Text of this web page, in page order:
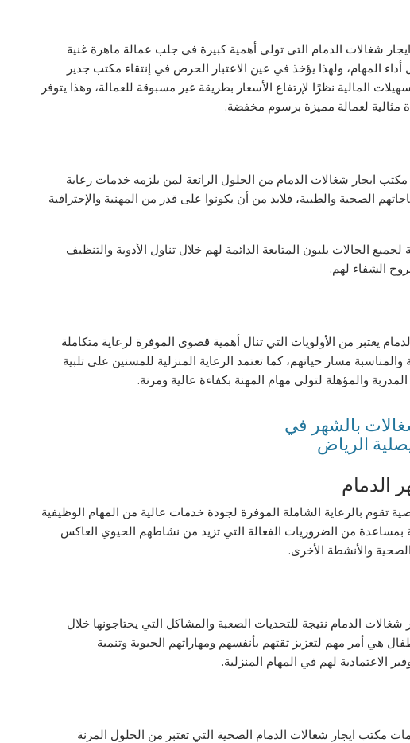
شغالات الدمام التي تولي أهمية كبيرة في جلب عمالة ماهرة غنية
أداء المهام، ولهذا يؤخذ في عين الاعتبار الحرص في إنتقاء مكتب جدير
المالية نظرًا لإرتفاع الأسعار بطريقة غير مسبوقة للعمالة، وهذا يتوفر
مثالية لعمالة مميزة برسوم مخفضة.
ايجار شغالات الدمام من الحلول الرائعة لمن يلزمه خدمات رعاية
الصحية والطبية، فلابد من أن يكونوا على قدر من المهنية والإحترافية
الحالات يلبون المتابعة الدائمة لهم خلال تناول الأدوية والتنظيف
الشفاء لهم.
يعتبر من الأولويات التي تنال أهمية قصوى الموفرة لرعاية متكاملة
مسار حياتهم، كما تعتمد الرعاية المنزلية للمسنين على تلبية
والمؤهلة لتولي مهام المهنة بكفاءة عالية ومرنة.
الدمام
بالرعاية الشاملة الموفرة لجودة خدمات عالية من المهام الوظيفية
من الضروريات الفعالة التي تزيد من نشاطهم الحيوي العاكس
والأنشطة الأخرى.
الدمام نتيجة للتحديات الصعبة والمشاكل التي يحتاجونها خلال
هي أمر مهم لتعزيز ثقتهم بأنفسهم ومهاراتهم الحيوية وتنمية
الاعتمادية لهم في المهام المنزلية.
ايجار شغالات الدمام الصحية التي تعتبر من الحلول المرنة